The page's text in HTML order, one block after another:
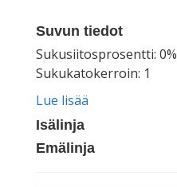
Suvun tiedot
Sukusiitosprosentti: 0%
Sukukatokerroin: 1
Lue lisää
Isälinja
Emälinja